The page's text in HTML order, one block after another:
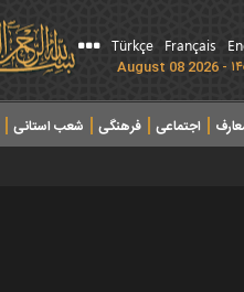
Français
Türkçe
اجتماعی فرهنگی شعب استانی